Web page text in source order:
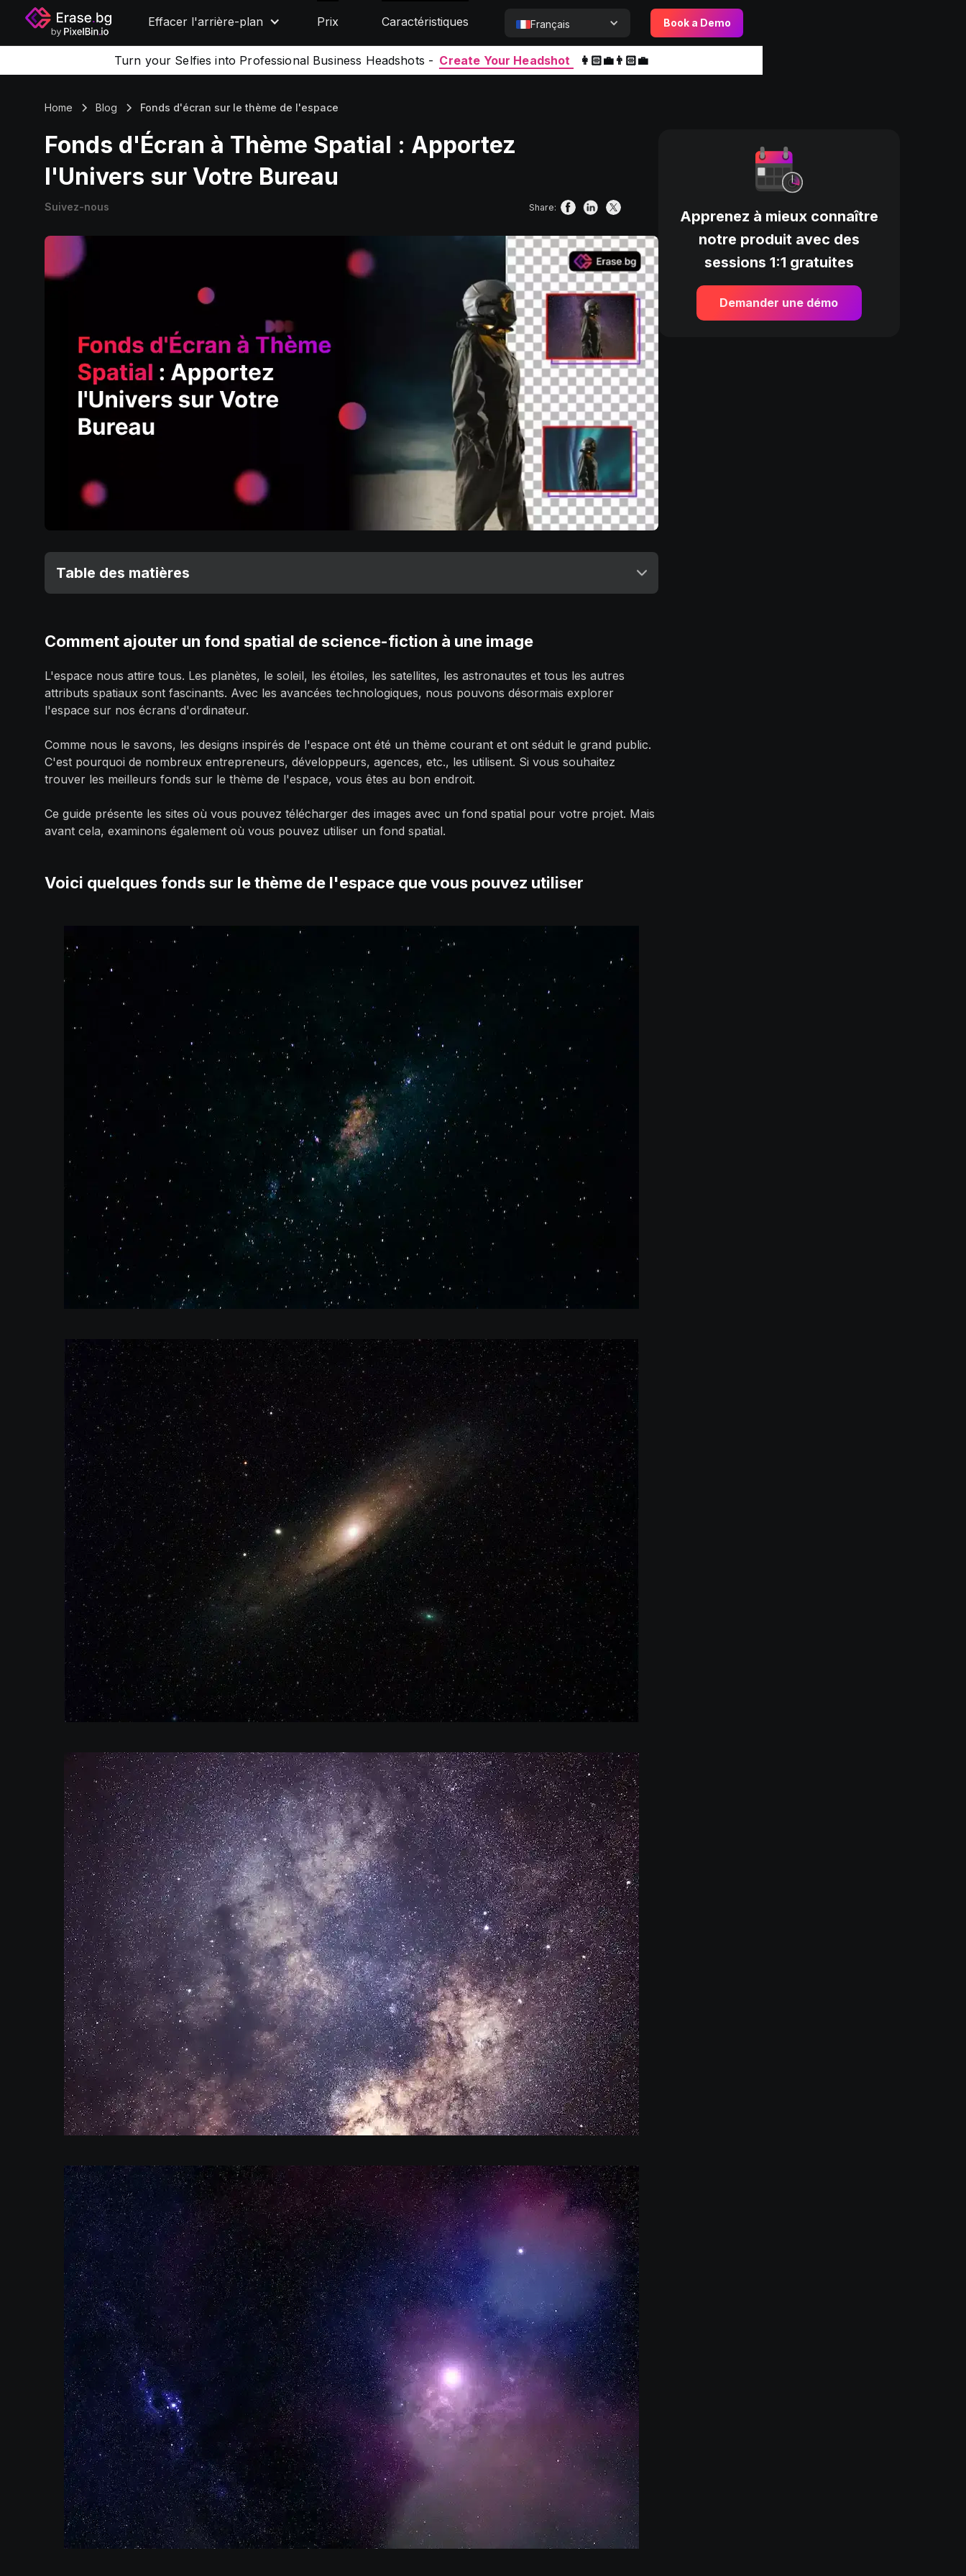
Effacer l'arrière-plan Prix Caractéristiques Français Book a Demo
Turn your Selfies into Professional Business Headshots - Create Your Headshot 👩🏻‍💼👨🏻‍💼
Home Blog Fonds d'écran sur le thème de l'espace
Fonds d'Écran à Thème Spatial : Apportez
l'Univers sur Votre Bureau
Suivez-nous Share:
Table des matières
Comment ajouter un fond spatial de science-fiction à une image
L'espace nous attire tous. Les planètes, le soleil, les étoiles, les satellites, les astronautes et tous les autres
attributs spatiaux sont fascinants. Avec les avancées technologiques, nous pouvons désormais explorer
l'espace sur nos écrans d'ordinateur.
Comme nous le savons, les designs inspirés de l'espace ont été un thème courant et ont séduit le grand public.
C'est pourquoi de nombreux entrepreneurs, développeurs, agences, etc., les utilisent. Si vous souhaitez
trouver les meilleurs fonds sur le thème de l'espace, vous êtes au bon endroit.
Ce guide présente les sites où vous pouvez télécharger des images avec un fond spatial pour votre projet. Mais
avant cela, examinons également où vous pouvez utiliser un fond spatial.
Voici quelques fonds sur le thème de l'espace que vous pouvez utiliser
Apprenez à mieux connaître
notre produit avec des
sessions 1:1 gratuites
Demander une démo